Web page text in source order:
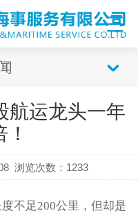
航运龙头一年
浏览次数： 1233
不足200公里，但却是